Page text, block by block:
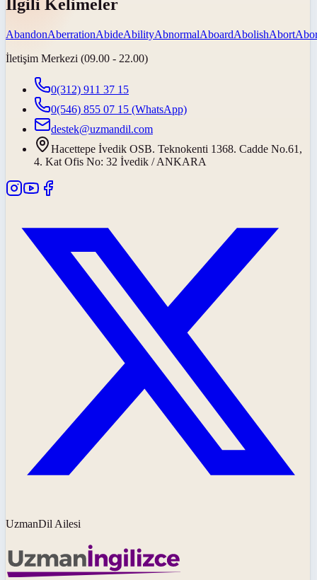
İlgili Kelimeler
AbandonAberrationAbideAbilityAbnormalAboardAbolishAbort
İletişim Merkezi (09.00 - 22.00)
0(312) 911 37 15
0(546) 855 07 15 (WhatsApp)
destek@uzmandil.com
Hacettepe İvedik OSB. Teknokenti 1368. Cadde No.61,
4. Kat Ofis No: 32 İvedik / ANKARA
UzmanDil Ailesi